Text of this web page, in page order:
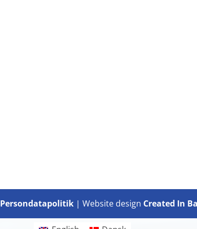
Persondatapolitik | Website design Created In